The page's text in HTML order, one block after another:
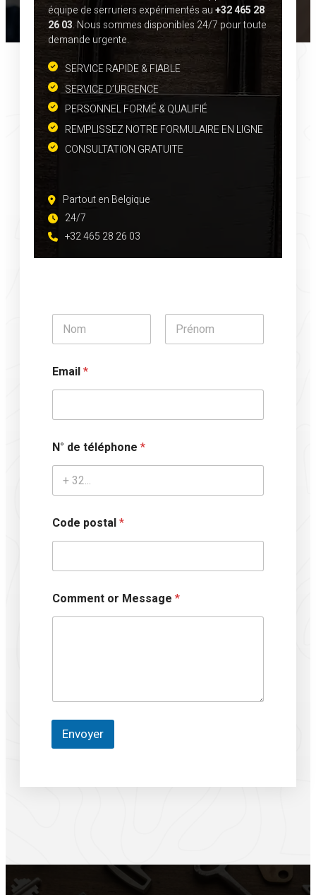
équipe de serruriers expérimentés au+32 465 28
26 03. Nous sommes disponibles 24/7 pour toute
demande urgente.
SERVICE RAPIDE & FIABLE
SERVICE D’URGENCE
PERSONNEL FORMÉ & QUALIFIÉ
REMPLISSEZ NOTRE FORMULAIRE EN LIGNE
CONSULTATION GRATUITE
Partout en Belgique
24/7
+32 465 28 26 03
N
m
o
m
t
*
Email*
N° de téléphone *
t
é
é
h
o
n
Code postal*
Comment or Message *
Envoyer